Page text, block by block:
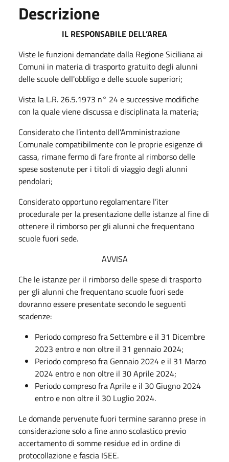
Descrizione
IL RESPONSABILE DELL’AREA
Viste le funzioni demandate dalla Regione Siciliana ai
Comuni in materia di trasporto gratuito degli alunni
delle scuole dell'obbligo e delle scuole superiori;
Vista la L.R. 26.5.1973 n° 24 e successive modifiche
con la quale viene discussa e disciplinata la materia;
Considerato che l’intento dell’Amministrazione
Comunale compatibilmente con le proprie esigenze di
cassa, rimane fermo di fare fronte al rimborso delle
spese sostenute per i titoli di viaggio degli alunni
pendolari;
Considerato opportuno regolamentare l’iter
procedurale per la presentazione delle istanze al fine di
ottenere il rimborso per gli alunni che frequentano
scuole fuori sede.
AVVISA
Che le istanze per il rimborso delle spese di trasporto
per gli alunni che frequentano scuole fuori sede
dovranno essere presentate secondo le seguenti
scadenze:
Periodo compreso fra Settembre e il 31 Dicembre
2023 entro e non oltre il 31 gennaio 2024;
Periodo compreso fra Gennaio 2024 e il 31 Marzo
2024 entro e non oltre il 30 Aprile 2024;
Periodo compreso fra Aprile e il 30 Giugno 2024
entro e non oltre il 30 Luglio 2024.
Le domande pervenute fuori termine saranno prese in
considerazione solo a fine anno scolastico previo
accertamento di somme residue ed in ordine di
protocollazione e fascia ISEE.